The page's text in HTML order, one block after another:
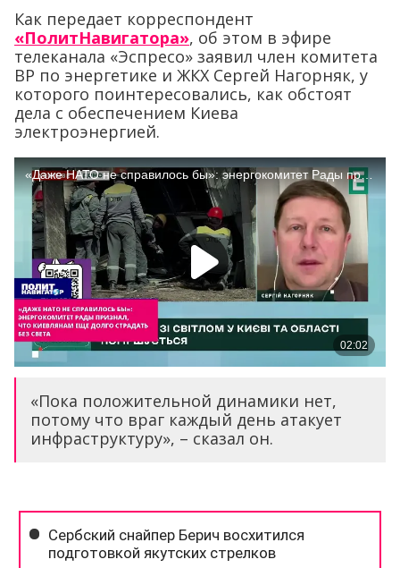
Как передает корреспондент
«ПолитНавигатора», об этом в эфире
телеканала «Эспресо» заявил член комитета
ВР по энергетике и ЖКХ Сергей Нагорняк, у
которого поинтересовались, как обстоят
дела с обеспечением Киева
электроэнергией.
«Пока положительной динамики нет,
потому что враг каждый день атакует
инфраструктуру», – сказал он.